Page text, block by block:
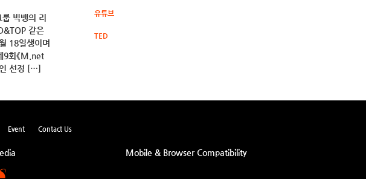
빅뱅의 리
같은
18일생이며
9회《M.net
선정 […]
유튜브
TED
Event Contact Us
Mobile & Browser Compatibility